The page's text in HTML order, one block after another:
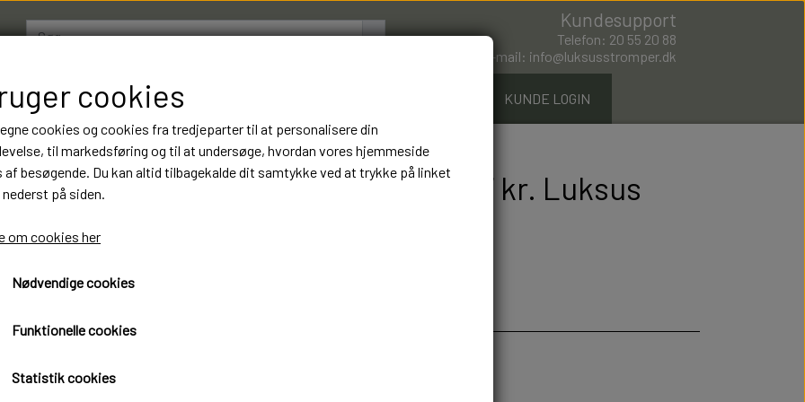
Kundesupport
Telefon: 20 55 20 88
E-mail: info@luksusstromper.dk
BOXERSHORTS KUNDE LOGIN
10 Par Gianvaglia Boxershorts 297 kr. Luksus
Kvalitet. Varenummer: 16
Ginavaglia Boxershorts Luksus kvalitet
cookies
cookies og cookies fra tredjeparter til at personalisere din
til markedsføring og til at undersøge, hvordan vores hjemmeside
af besøgende. Du kan altid tilbagekalde dit samtykke ved at trykke på linket
på siden.
om cookies her
Nødvendige cookies
Funktionelle cookies
Statistik cookies